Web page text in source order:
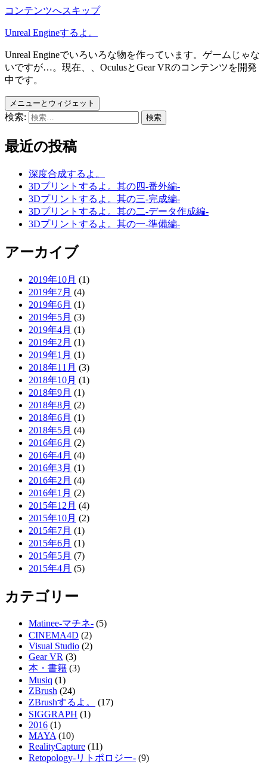
コンテンツへスキップ
Unreal Engineするよ。
Unreal Engineでいろいろな物を作っています。ゲームじゃな
いですが…。現在、、OculusとGear VRのコンテンツを開発
中です。
メニューとウィジェット
検索:
最近の投稿
深度合成するよ。
3Dプリントするよ。其の四-番外編-
3Dプリントするよ。其の三-完成編-
3Dプリントするよ。其の二-データ作成編-
3Dプリントするよ。其の一-準備編-
アーカイブ
2019年10月 (1)
2019年7月 (4)
2019年6月 (1)
2019年5月 (3)
2019年4月 (1)
2019年2月 (1)
2019年1月 (1)
2018年11月 (3)
2018年10月 (1)
2018年9月 (1)
2018年8月 (2)
2018年6月 (1)
2018年5月 (4)
2016年6月 (2)
2016年4月 (4)
2016年3月 (1)
2016年2月 (4)
2016年1月 (2)
2015年12月 (4)
2015年10月 (2)
2015年7月 (1)
2015年6月 (1)
2015年5月 (7)
2015年4月 (5)
カテゴリー
Matinee-マチネ- (5)
CINEMA4D (2)
Visual Studio (2)
Gear VR (3)
本・書籍 (3)
Musiq (1)
ZBrush (24)
ZBrushするよ。
(17)
SIGGRAPH (1)
2016 (1)
MAYA(10)
RealityCapture (11)
Retopology-リトポロジー- (9)